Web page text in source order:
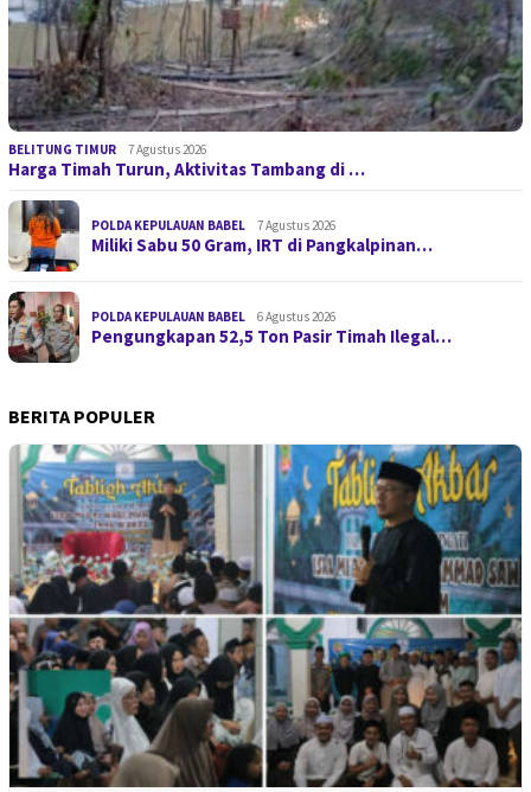
BELITUNG TIMUR 7 Agustus 2026
Harga Timah Turun, Aktivitas Tambang di …
POLDA KEPULAUAN BABEL 7 Agustus 2026
Miliki Sabu 50 Gram, IRT di Pangkalpinan…
POLDA KEPULAUAN BABEL 6 Agustus 2026
Pengungkapan 52,5 Ton Pasir Timah Ilegal…
BERITA POPULER